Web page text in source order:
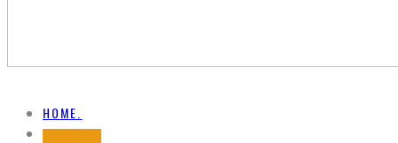
HOME.
NEWS.